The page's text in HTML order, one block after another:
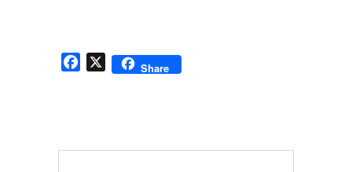
Facebook
X Share